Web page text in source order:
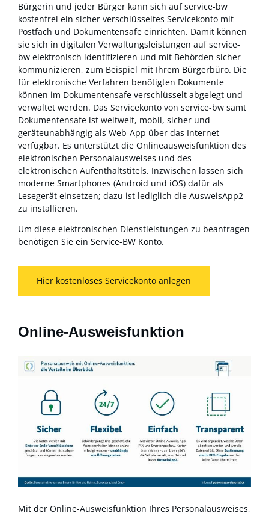
Bürgerin und jeder Bürger kann sich auf service-bw
kostenfrei ein sicher verschlüsseltes Servicekonto mit
Postfach und Dokumentensafe einrichten. Damit können
sie sich in digitalen Verwaltungsleistungen auf service-
bw elektronisch identifizieren und mit Behörden sicher
kommunizieren, zum Beispiel mit Ihrem Bürgerbüro. Die
für elektronische Verfahren benötigten Dokumente
können im Dokumentensafe verschlüsselt abgelegt und
verwaltet werden. Das Servicekonto von service-bw samt
Dokumentensafe ist weltweit, mobil, sicher und
geräteunabhängig als Web-App über das Internet
verfügbar. Es unterstützt die Onlineausweisfunktion des
elektronischen Personalausweises und des
elektronischen Aufenthaltstitels. Inzwischen lassen sich
moderne Smartphones (Android und iOS) dafür als
Lesegerät einsetzen; dazu ist lediglich die AusweisApp2
zu installieren.
Um diese elektronischen Dienstleistungen zu beantragen
benötigen Sie ein Service-BW Konto.
Hier kostenloses Servicekonto anlegen
Online-Ausweisfunktion
Mit der Online-Ausweisfunktion Ihres Personalausweises,